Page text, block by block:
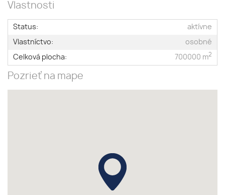
Vlastnosti
Status:
aktívne
Vlastníctvo:
osobné
Celková plocha:
700000 m2
Pozrieť na mape